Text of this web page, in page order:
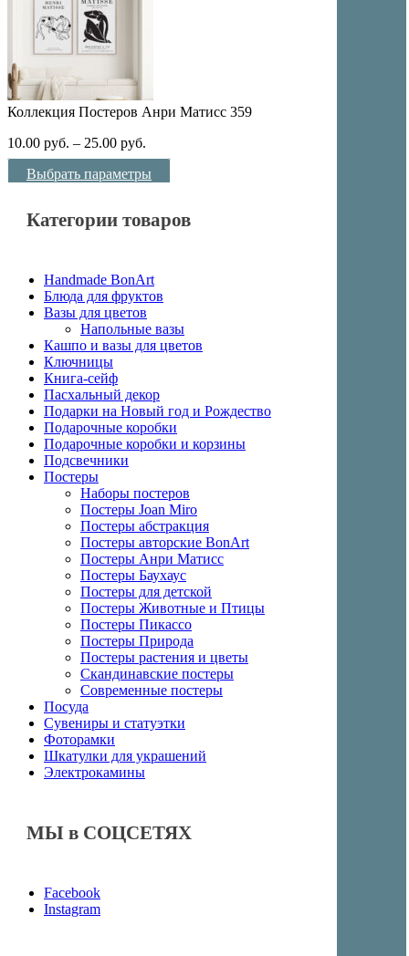
Коллекция Постеров Анри Матисс 359
10.00 руб. – 25.00 руб.
Выбрать параметры
Категории товаров
Handmade BonArt
Блюда для фруктов
Вазы для цветов
Напольные вазы
Кашпо и вазы для цветов
Ключницы
Книга-сейф
Пасхальный декор
Подарки на Новый год и Рождество
Подарочные коробки
Подарочные коробки и корзины
Подсвечники
Постеры
Наборы постеров
Постеры Joan Miro
Постеры абстракция
Постеры авторские BonArt
Постеры Анри Матисс
Постеры Баухаус
Постеры для детской
Постеры Животные и Птицы
Постеры Пикассо
Постеры Природа
Постеры растения и цветы
Скандинавские постеры
Современные постеры
Посуда
Сувениры и статуэтки
Фоторамки
Шкатулки для украшений
Электрокамины
МЫ в СОЦСЕТЯХ
Facebook
Instagram